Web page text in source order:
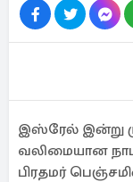
இஸ்ரேல் இன்று
வலிமையான
பிரதமர்